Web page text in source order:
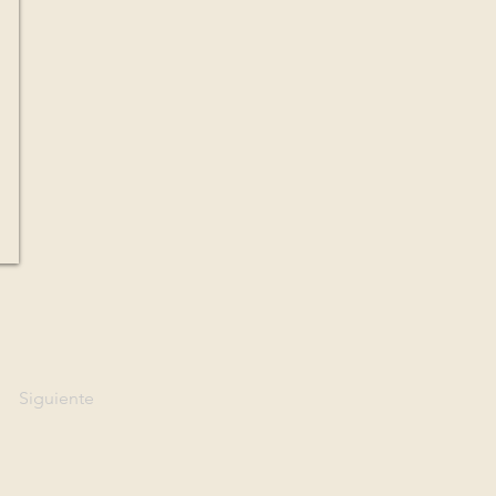
Siguiente